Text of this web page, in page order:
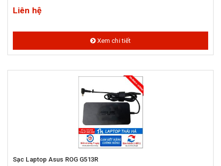
Liên hệ
Xem chi tiết
Sạc Laptop Asus ROG G513R